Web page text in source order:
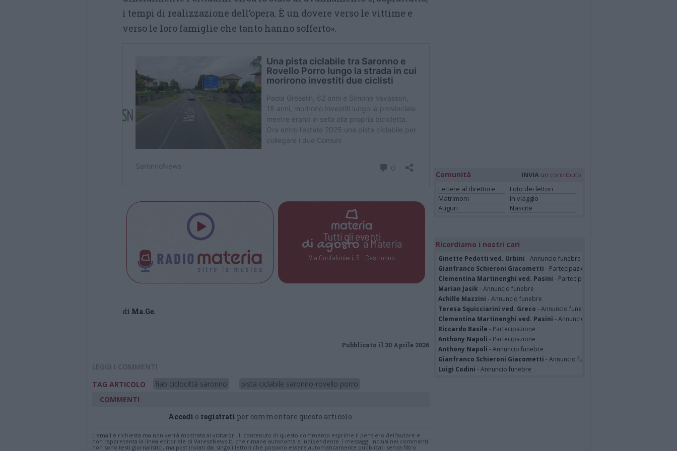
i tempi di realizzazione dell’opera. È un dovere verso le vittime e
verso le loro famiglie che tanto hanno sofferto».
Tutti gli eventi
di agostoa Materia
Via Confalonieri, 5 - Castronno
di Ma.Ge.
Pubblicato il 30 Aprile 2026
LEGGI I COMMENTI
TAG ARTICOLO
fiab ciclocittà saronno
pista ciclabile saronno-rovello porro
COMMENTI
Accedi o registrati per commentare questo articolo.
L'email è richiesta ma non verrà mostrata ai visitatori. Il contenuto di questo commento esprime il pensiero dell'autore e
non rappresenta la linea editoriale di VareseNews.it, che rimane autonoma e indipendente. I messaggi inclusi nei commenti
non sono testi giornalistici, ma post inviati dai singoli lettori che possono essere automaticamente pubblicati senza filtro
Comunità INVIA un contributo
Lettere al direttore
Foto dei lettori
Matrimoni
In viaggio
Auguri
Nascite
Ricordiamo i nostri cari
Ginette Pedotti ved. Urbini - Annuncio funebre
Gianfranco Schieroni Giacometti - Partecipazione
Clementina Martinenghi ved. Pasini - Partecipazione
Marian Jasik - Annuncio funebre
Achille Mazzini - Annuncio funebre
Teresa Squicciarini ved. Greco - Annuncio funebre
Clementina Martinenghi ved. Pasini - Annuncio funebre
Riccardo Basile - Partecipazione
Anthony Napoli - Partecipazione
Anthony Napoli - Annuncio funebre
Gianfranco Schieroni Giacometti - Annuncio funebre
Luigi Codini - Annuncio funebre